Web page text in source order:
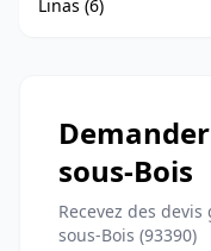
Linas (6)
sous-Bois
Recevez des
sous-Bois (93390)